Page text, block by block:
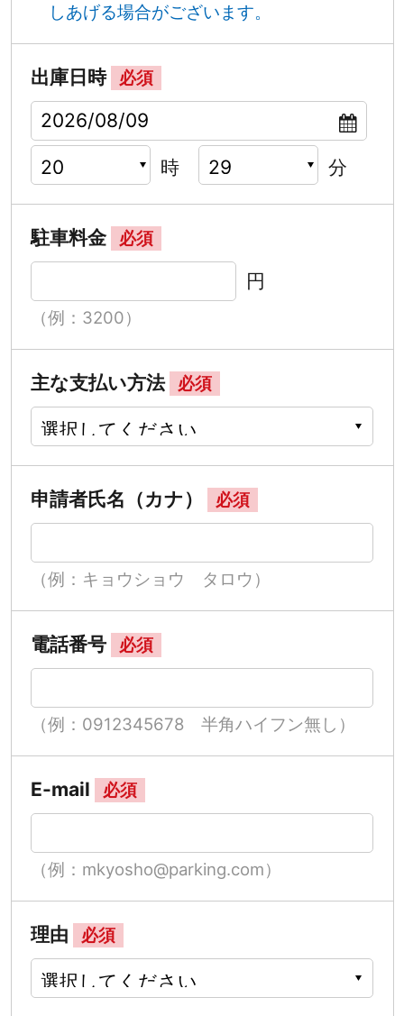
しあげる場合がございます。
出庫日時 必須
時 分
駐車料金 必須
円
（例：3200）
主な支払い方法 必須
申請者氏名（カナ） 必須
（例：キョウショウ タロウ）
電話番号 必須
（例：0912345678 半角ハイフン無し）
E-mail 必須
（例：mkyosho@parking.com）
理由 必須